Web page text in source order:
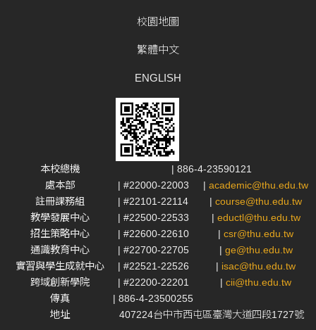
校園地圖
繁體中文
ENGLISH
本校總機
| 886-4-23590121
處本部
| #22000-22003 | academic@thu.edu.tw
註冊課務組
| #22101-22114 | course@thu.edu.tw
教學發展中心
| #22500-22533 | eductl@thu.edu.tw
招生策略中心
| #22600-22610 | csr@thu.edu.tw
通識教育中心
| #22700-22705 | ge@thu.edu.tw
實習與學生成就中心
| #22521-22526 | isac@thu.edu.tw
跨域創新學院
| #22200-22201 | cii@thu.edu.tw
傳真
| 886-4-23500255
地址
407224台中市西屯區臺灣大道四段1727號